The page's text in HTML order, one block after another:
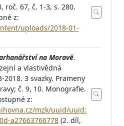
roč. 67, č. 1-3, s. 280.
z:
uploads/2018-01-
na Moravě.
a vlastivědná
3 svazky. Prameny
č. 9, 10. Monografie.
z:
mzk/uuid/uuid:
a27663766778 (2. díl,